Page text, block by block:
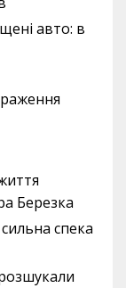
авто: в
Березка
спека